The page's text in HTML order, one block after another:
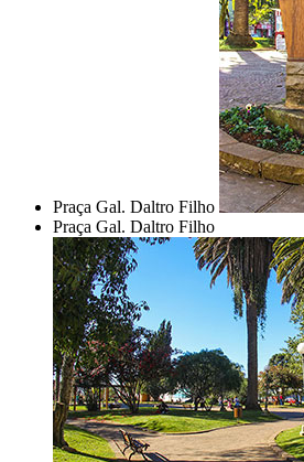
Praça Gal. Daltro Filho
Praça Gal. Daltro Filho